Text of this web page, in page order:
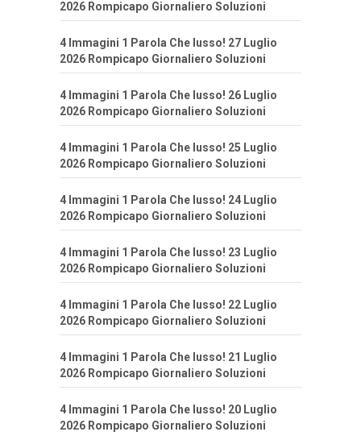
2026 Rompicapo Giornaliero Soluzioni
4 Immagini 1 Parola Che lusso! 27 Luglio
2026 Rompicapo Giornaliero Soluzioni
4 Immagini 1 Parola Che lusso! 26 Luglio
2026 Rompicapo Giornaliero Soluzioni
4 Immagini 1 Parola Che lusso! 25 Luglio
2026 Rompicapo Giornaliero Soluzioni
4 Immagini 1 Parola Che lusso! 24 Luglio
2026 Rompicapo Giornaliero Soluzioni
4 Immagini 1 Parola Che lusso! 23 Luglio
2026 Rompicapo Giornaliero Soluzioni
4 Immagini 1 Parola Che lusso! 22 Luglio
2026 Rompicapo Giornaliero Soluzioni
4 Immagini 1 Parola Che lusso! 21 Luglio
2026 Rompicapo Giornaliero Soluzioni
4 Immagini 1 Parola Che lusso! 20 Luglio
2026 Rompicapo Giornaliero Soluzioni